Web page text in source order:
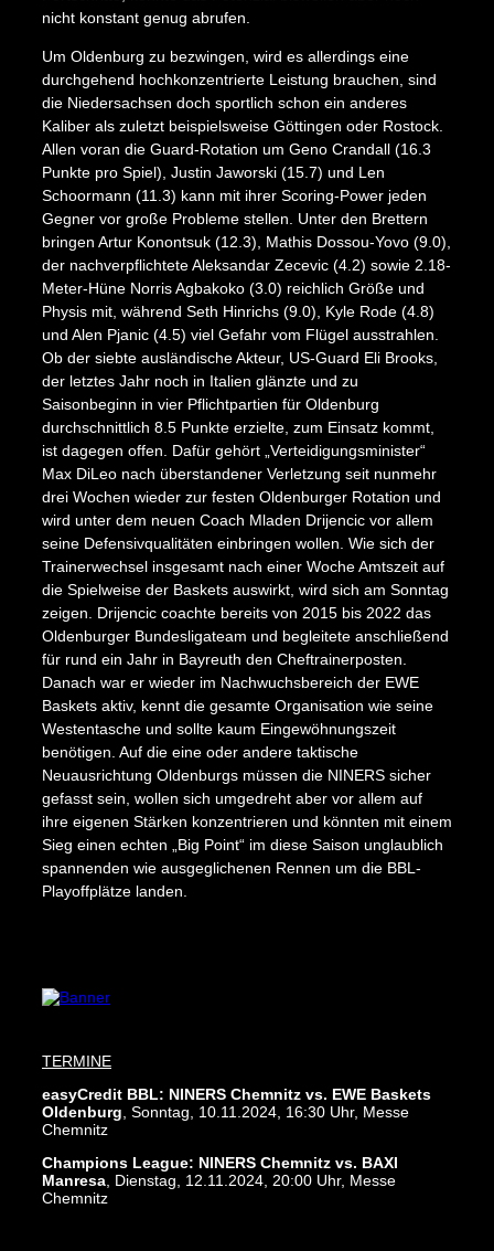
X
nicht konstant genug abrufen.
Um Oldenburg zu bezwingen, wird es allerdings eine
durchgehend hochkonzentrierte Leistung brauchen, sind
die Niedersachsen doch sportlich schon ein anderes
Kaliber als zuletzt beispielsweise Göttingen oder Rostock.
Allen voran die Guard-Rotation um Geno Crandall (16.3
Punkte pro Spiel), Justin Jaworski (15.7) und Len
Schoormann (11.3) kann mit ihrer Scoring-Power jeden
Gegner vor große Probleme stellen. Unter den Brettern
bringen Artur Konontsuk (12.3), Mathis Dossou-Yovo (9.0),
der nachverpflichtete Aleksandar Zecevic (4.2) sowie 2.18-
Meter-Hüne Norris Agbakoko (3.0) reichlich Größe und
Physis mit, während Seth Hinrichs (9.0), Kyle Rode (4.8)
und Alen Pjanic (4.5) viel Gefahr vom Flügel ausstrahlen.
Ob der siebte ausländische Akteur, US-Guard Eli Brooks,
der letztes Jahr noch in Italien glänzte und zu
Saisonbeginn in vier Pflichtpartien für Oldenburg
durchschnittlich 8.5 Punkte erzielte, zum Einsatz kommt,
ist dagegen offen. Dafür gehört „Verteidigungsminister“
Max DiLeo nach überstandener Verletzung seit nunmehr
drei Wochen wieder zur festen Oldenburger Rotation und
wird unter dem neuen Coach Mladen Drijencic vor allem
seine Defensivqualitäten einbringen wollen. Wie sich der
Trainerwechsel insgesamt nach einer Woche Amtszeit auf
die Spielweise der Baskets auswirkt, wird sich am Sonntag
zeigen. Drijencic coachte bereits von 2015 bis 2022 das
Oldenburger Bundesligateam und begleitete anschließend
für rund ein Jahr in Bayreuth den Cheftrainerposten.
Danach war er wieder im Nachwuchsbereich der EWE
Baskets aktiv, kennt die gesamte Organisation wie seine
Westentasche und sollte kaum Eingewöhnungszeit
benötigen. Auf die eine oder andere taktische
Neuausrichtung Oldenburgs müssen die NINERS sicher
gefasst sein, wollen sich umgedreht aber vor allem auf
ihre eigenen Stärken konzentrieren und könnten mit einem
Sieg einen echten „Big Point“ im diese Saison unglaublich
spannenden wie ausgeglichenen Rennen um die BBL-
Playoffplätze landen.
TERMINE
easyCredit BBL: NINERS Chemnitz vs. EWE Baskets
Oldenburg , Sonntag, 10.11.2024, 16:30 Uhr, Messe
Chemnitz
Champions League: NINERS Chemnitz vs. BAXI
Manresa , Dienstag, 12.11.2024, 20:00 Uhr, Messe
Chemnitz